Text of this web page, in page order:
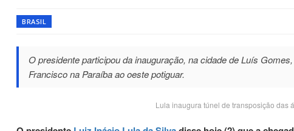
BRASIL
O presidente participou da inauguração, na cidade de Luís
Francisco na Paraíba ao oeste potiguar.
Lula inaugura túnel de transposição das